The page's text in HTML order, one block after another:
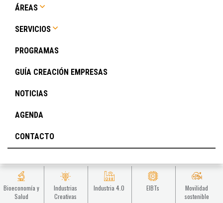
ÁREAS
SERVICIOS
PROGRAMAS
GUÍA CREACIÓN EMPRESAS
NOTICIAS
AGENDA
CONTACTO
Bioeconomía y
Salud
Industrias
Creativas
Industria 4.0 EIBTs
Movilidad
sostenible